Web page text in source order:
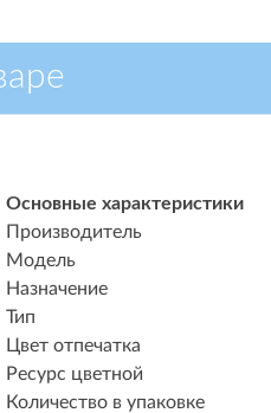
Основные характеристики
Производитель
Модель
Назначение
Тип
Цвет отпечатка
Ресурс цветной
Количество в упаковке